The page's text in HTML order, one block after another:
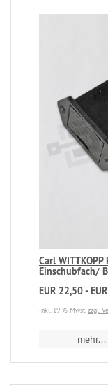
Carl WITTKOPP
Einschubfach/
EUR 22,50 -
inkl. 19 % Mwst.zzgl.
mehr...